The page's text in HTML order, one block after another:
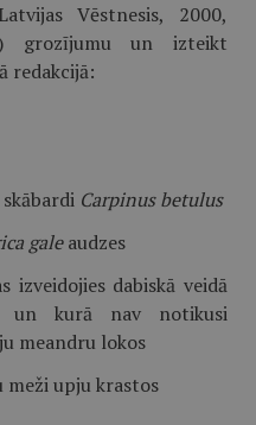
Vēstnesis, 2000,
grozījumu un izteikt
redakcijā:
Carpinus betulus
galeaudzes
izveidojies dabiskā veidā
un kurā nav notikusi
meandru lokos
meži upju krastos